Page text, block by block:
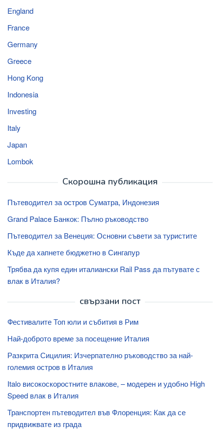
England
France
Germany
Greece
Hong Kong
Indonesia
Investing
Italy
Japan
Lombok
Скорошна публикация
Пътеводител за остров Суматра, Индонезия
Grand Palace Банкок: Пълно ръководство
Пътеводител за Венеция: Основни съвети за туристите
Къде да хапнете бюджетно в Сингапур
Трябва да купя един италиански Rail Pass да пътувате с
влак в Италия?
свързани пост
Фестивалите Топ юли и събития в Рим
Най-доброто време за посещение Италия
Разкрита Сицилия: Изчерпателно ръководство за най-
големия остров в Италия
Italo високоскоростните влакове, – модерен и удобно High
Speed ​​влак в Италия
Транспортен пътеводител във Флоренция: Как да се
придвижвате из града